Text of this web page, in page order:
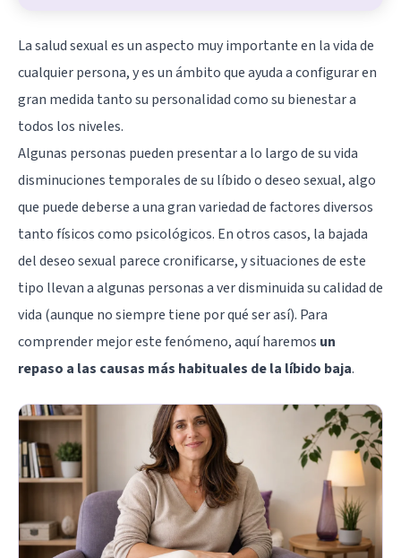
La salud sexual es un aspecto muy importante en la vida de
cualquier persona, y es un ámbito que ayuda a configurar en
gran medida tanto su personalidad como su bienestar a
todos los niveles.
Algunas personas pueden presentar a lo largo de su vida
disminuciones temporales de su líbido o deseo sexual, algo
que puede deberse a una gran variedad de factores diversos
tanto físicos como psicológicos. En otros casos, la bajada
del deseo sexual parece cronificarse, y situaciones de este
tipo llevan a algunas personas a ver disminuida su calidad de
vida (aunque no siempre tiene por qué ser así). Para
comprender mejor este fenómeno, aquí haremos un
repaso a las causas más habituales de la líbido baja.